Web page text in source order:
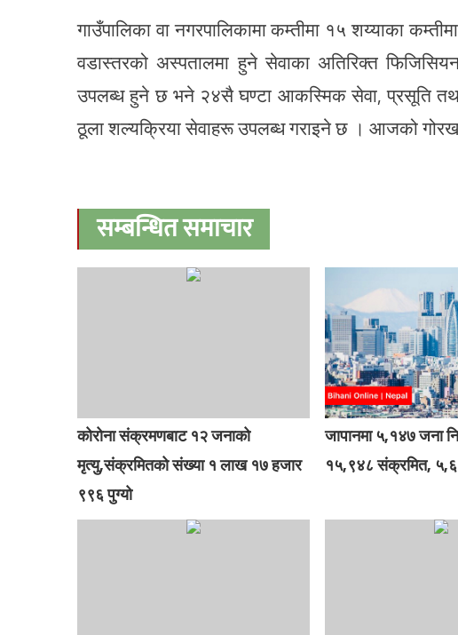
गाउँपालिका वा नगरपालिकामा कम्तीमा १५ शय्याका
वडास्तरको अस्पतालमा हुने सेवाका अतिरिक्त
उपलब्ध हुने छ भने २४सै घण्टा आकस्मिक सेवा, प्रसूति
ठूला शल्यक्रिया सेवाहरू उपलब्ध गराइने छ । आजको
सम्बन्धित समाचार
कोरोना संक्रमणबाट १२ जनाको
मृत्यु,संक्रमितको संख्या १ लाख १७ हजार
९९६ पुग्यो
जापानमा ५,१४७ जना
१५,९४८ संक्रमित,